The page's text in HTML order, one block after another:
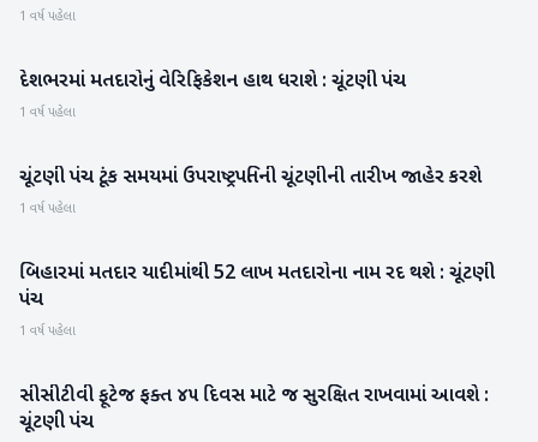
1 વર્ષ પહેલા
રાષ્ટ્રીય
દેશભરમાં મતદારોનું વેરિફિકેશન હાથ ધરાશે : ચૂંટણી પંચ
1 વર્ષ પહેલા
રાષ્ટ્રીય
ચૂંટણી પંચ ટૂંક સમયમાં ઉપરાષ્ટ્રપતિની ચૂંટણીની તારીખ જાહેર કરશે
1 વર્ષ પહેલા
રાષ્ટ્રીય
બિહારમાં મતદાર યાદીમાંથી 52 લાખ મતદારોના નામ રદ થશે : ચૂંટણી
પંચ
1 વર્ષ પહેલા
રાષ્ટ્રીય
સીસીટીવી ફૂટેજ ફક્‍ત ૪૫ દિવસ માટે જ સુરક્ષિત રાખવામાં આવશે :
ચૂંટણી પંચ